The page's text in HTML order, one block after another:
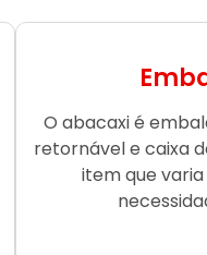
O abacaxi é
retornável e caixa
item que